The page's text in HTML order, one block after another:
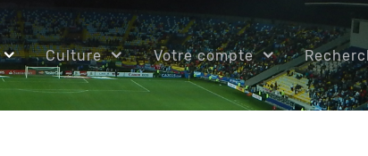
Culture Votre compte